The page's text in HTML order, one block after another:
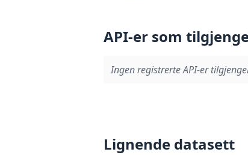
API-er som
Ingen registrerte API-er
Lignende datasett